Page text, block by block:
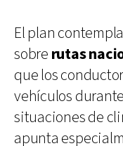
El plan
sobre rutas
que los
vehículos
situaciones de
apunta